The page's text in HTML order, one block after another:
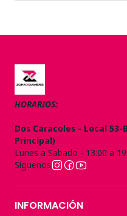
HORARIOS:
Dos Caracoles - Local
Principal)
Lunes a Sabado - 13:00 a
Síguenos
INFORMACIÓN